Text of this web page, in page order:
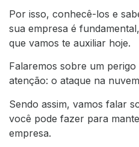
Por isso, conhecê-los e
sua empresa é
que vamos te auxiliar hoje.
Falaremos sobre um
atenção: o ataque na
Sendo assim, vamos falar
você pode fazer para
empresa.